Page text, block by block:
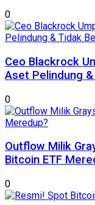
0
Ceo Blackrock
Aset Pelindung
0
Outflow Milik
Bitcoin ETF
0